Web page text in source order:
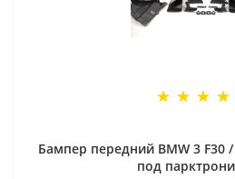
Бампер передний BMW 3 F30
под